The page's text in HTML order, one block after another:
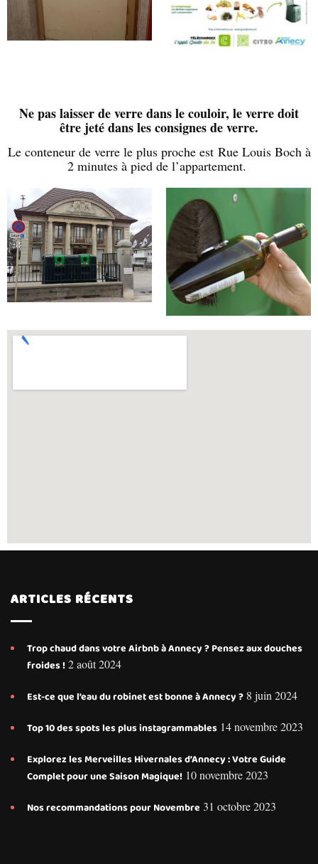
Ne pas laisser de verre dans le couloir, le verre doit
être jeté dans les consignes de verre.
Le conteneur de verre le plus proche est Rue Louis Boch à
2 minutes à pied de l’appartement.
ARTICLES RÉCENTS
Trop chaud dans votre Airbnb à Annecy ? Pensez aux douches
froides ! 2 août 2024
Est-ce que l’eau du robinet est bonne à Annecy ? 8 juin 2024
Top 10 des spots les plus instagrammables 14 novembre 2023
Explorez les Merveilles Hivernales d’Annecy : Votre Guide
Complet pour une Saison Magique! 10 novembre 2023
Nos recommandations pour Novembre 31 octobre 2023